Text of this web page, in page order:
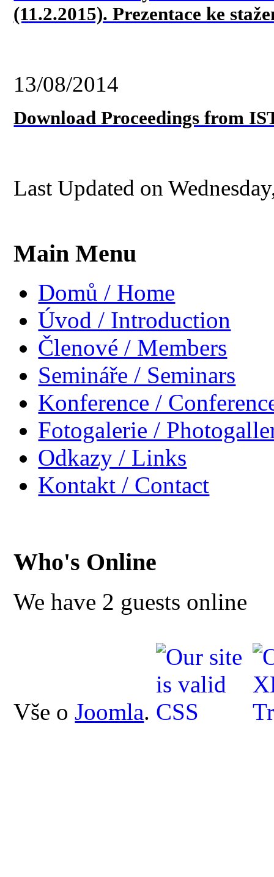
(11.2.2015). Prezentace ke
13/08/2014
Download Proceedings from
Last Updated on
Main Menu
Domů / Home
Úvod / Introduction
Členové / Members
Semináře / Seminars
Konference /
Fotogalerie /
Odkazy / Links
Kontakt / Contact
Who's Online
We have 2 guests online
Vše oJoomla.